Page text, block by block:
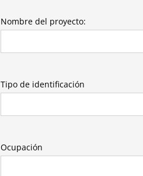
Nombre del proyecto:
Tipo de identificación
Ocupación